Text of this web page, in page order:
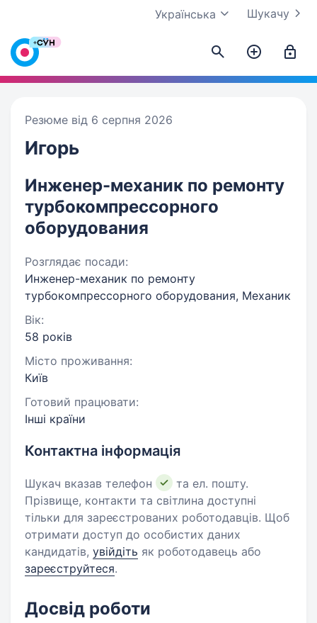
Шукачу
Українська
Резюме від 6 серпня 2026
Игорь
Инженер-механик по ремонту
турбокомпрессорного
оборудования
Розглядає посади:
Инженер-механик по ремонту
турбокомпрессорного оборудования, Механик
Вік:
58 років
Місто проживання:
Київ
Готовий працювати:
Інші країни
Контактна інформація
Шукач вказав телефон
та ел. пошту.
Прізвище, контакти та світлина доступні
тільки для зареєстрованих роботодавців. Щоб
отримати доступ до особистих даних
кандидатів, увійдіть як роботодавець або
зареєструйтеся.
Досвід роботи